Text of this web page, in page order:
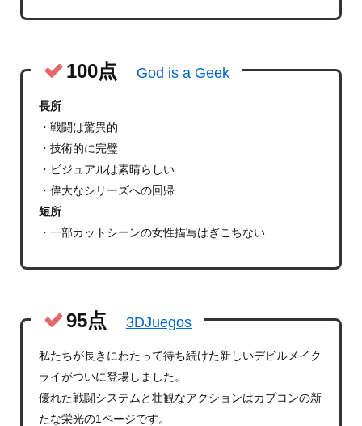
100点 God is a Geek
長所
・戦闘は驚異的
・技術的に完璧
・ビジュアルは素晴らしい
・偉大なシリーズへの回帰
短所
・一部カットシーンの女性描写はぎこちない
95点 3DJuegos
私たちが長きにわたって待ち続けた新しいデビルメイク
ライがついに登場しました。
優れた戦闘システムと壮観なアクションはカプコンの新
たな栄光の1ページです。